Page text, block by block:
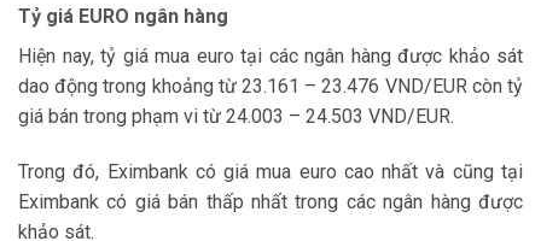
Tỷ giá EURO ngân hàng
Hiện nay, tỷ giá mua euro tại các ngân hàng được khảo sát
dao động trong khoảng từ 23.161 – 23.476 VND/EUR còn tỷ
giá bán trong phạm vi từ 24.003 – 24.503 VND/EUR.
Trong đó, Eximbank có giá mua euro cao nhất và cũng tại
Eximbank có giá bán thấp nhất trong các ngân hàng được
khảo sát.